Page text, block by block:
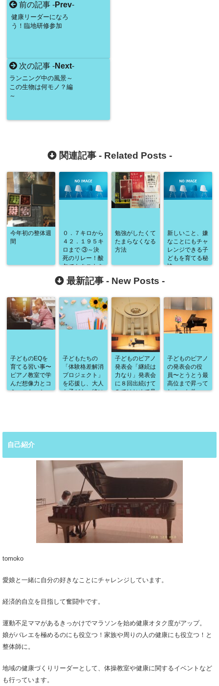
前の記事 -Prev-
健康リーダーになろ
う！臨地研修参加
次の記事 -Next-
ランニング中の風景～
この生物は何モノ？編
～
関連記事 - Related Posts -
今年初の整体週
間
０．７キロから
４２．１９５キ
ロまで ③～決
死のリレー！酸
欠でもタスキを
つなぐ編～
勉強がしたくて
たまらなくなる
方法
新しいこと、嫌
なことにもチャ
レンジできる子
どもを育てる秘
訣
最新記事 - New Posts -
子どものEQを
育てる習い事〜
ピアノ教室で学
んだ想像力とコ
ミュニケーショ
子どもたちの
「体験格差解消
プロジェクト」
を応援し、大人
も子ども一緒に
子どものピアノ
発表会「継続は
力なり」発表会
に８回出続けて
みてはじめて見
子どものピアノ
の発表会の役
員〜とうとう最
高位まで昇って
しまった件〜
自己紹介
tomoko
愛娘と一緒に自分の好きなことにチャレンジしています。
経済的自立を目指して奮闘中です。
運動不足ママがあるきっかけでマラソンを始め健康オタク度がアップ。
娘がバレエを極めるのにも役立つ！家族や周りの人の健康にも役立つ！と
整体師に。
地域の健康づくりリーダーとして、体操教室や健康に関するイベントなど
も行っています。